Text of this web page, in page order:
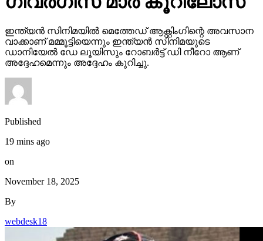
ഇന്ത്യന്‍ സിനിമയില്‍ മെത്തേഡ് ആക്റ്റിംഗിന്റെ അവസാന
വാക്കാണ് മമ്മൂട്ടിയെന്നും ഇന്ത്യന്‍ സിനിമയുടെ
ഡാനിയേല്‍ ഡേ ലൂയിസും റോബര്‍ട്ട് ഡി നീറോ ആണ്
അദ്ദേഹമെന്നും അദ്ദേഹം കുറിച്ചു.
Published
19 mins ago
on
November 18, 2025
By
webdesk18